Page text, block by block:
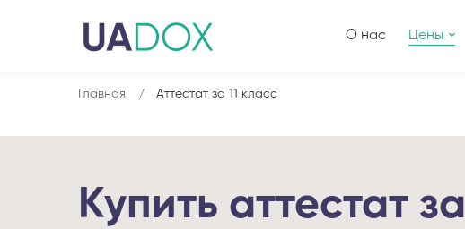
О нас Цены
Главная Аттестат за 11 класс
Купить аттестат за